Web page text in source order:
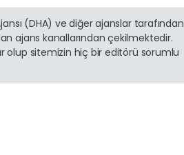
(DHA) ve diğer ajanslar tarafından
ajans kanallarından çekilmektedir.
olup sitemizin hiç bir editörü sorumlu